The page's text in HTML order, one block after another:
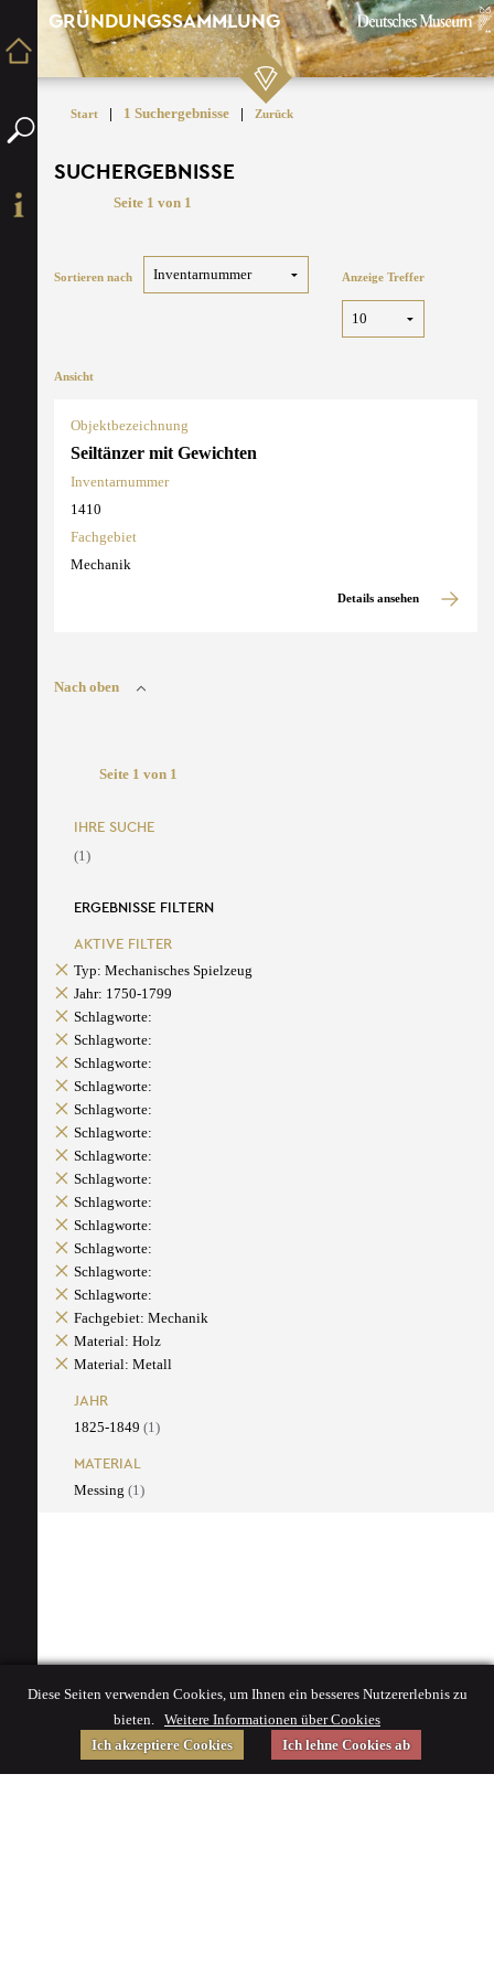
GRÜNDUNGSSAMMLUNG
Start | 1 Suchergebnisse | Zurück
SUCHERGEBNISSE
Seite 1 von 1
Sortieren nach Anzeige Treffer
Ansicht
Objektbezeichnung
Seiltänzer mit Gewichten
Inventarnummer
1410
Fachgebiet
Mechanik
Details ansehen
Nach oben
Seite 1 von 1
IHRE SUCHE
(1)
ERGEBNISSE FILTERN
AKTIVE FILTER
Typ: Mechanisches Spielzeug
Jahr: 1750-1799
Schlagworte:
Schlagworte:
Schlagworte:
Schlagworte:
Schlagworte:
Schlagworte:
Schlagworte:
Schlagworte:
Schlagworte:
Schlagworte:
Schlagworte:
Schlagworte:
Schlagworte:
Fachgebiet: Mechanik
Material: Holz
Material: Metall
JAHR
1825-1849 (1)
MATERIAL
Messing (1)
Diese Seiten verwenden Cookies, um Ihnen ein besseres Nutzererlebnis zu
bieten. Weitere Informationen über Cookies
Ich akzeptiere Cookies
Ich lehne Cookies ab